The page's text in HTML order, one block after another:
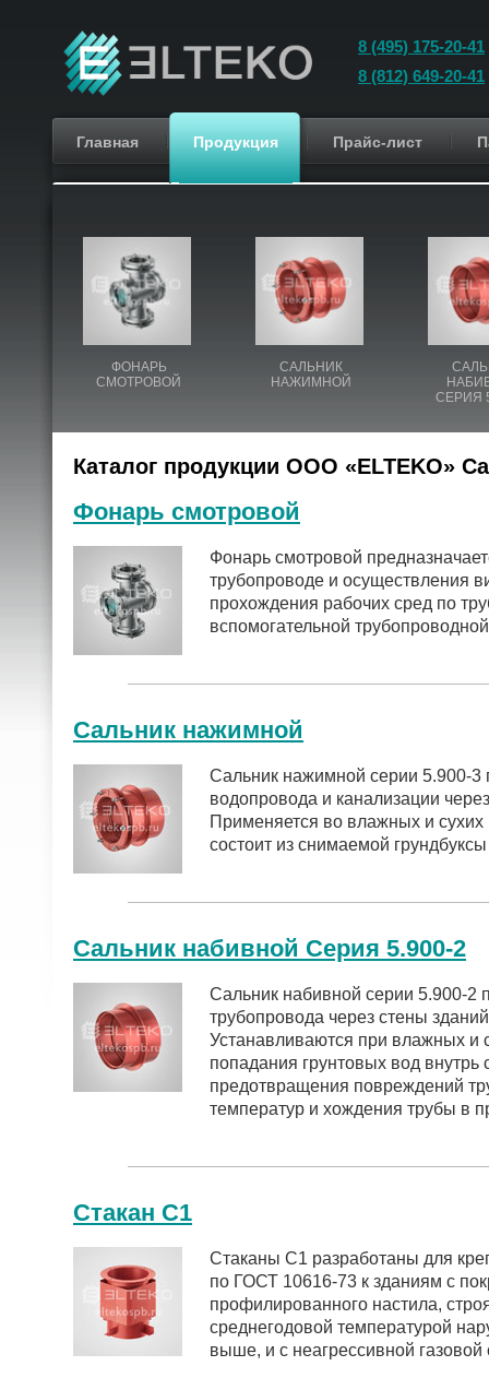
8 (495) 175-20-41
8 (812) 649-20-41
Главная Продукция Прайс-лист
ФОНАРЬ
СМОТРОВОЙ
САЛЬНИК
НАЖИМНОЙ
СЕРИЯ
Каталог продукции ООО «ELTEKO»
Фонарь смотровой
Фонарь смотровой
трубопроводе и осуществления
прохождения рабочих сред по
вспомогательной
Сальник нажимной
Сальник нажимной серии 5.900-3
водопровода и канализации
Применяется во влажных и сухих
состоит из снимаемой
Сальник набивной Серия 5.900-2
Сальник набивной серии 5.900-2
трубопровода через стены
Устанавливаются при влажных и
попадания грунтовых вод внутрь
предотвращения повреждений
температур и хождения трубы в
Стакан С1
Стаканы С1 разработаны для
по ГОСТ 10616-73 к зданиям с
профилированного настила,
среднегодовой температурой
выше, и с неагрессивной газовой